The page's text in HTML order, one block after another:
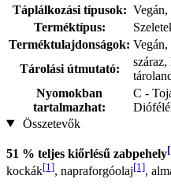
Táplálkozási típusok: Vegán,
Terméktípus:
Terméktulajdonságok: Vegán,
Tárolási útmutató:
Nyomokban
tartalmazhat:
C -
Összetevők
51 % teljes kiőrlésű zabpehely
kockák[1], napraforgóolaj[1],